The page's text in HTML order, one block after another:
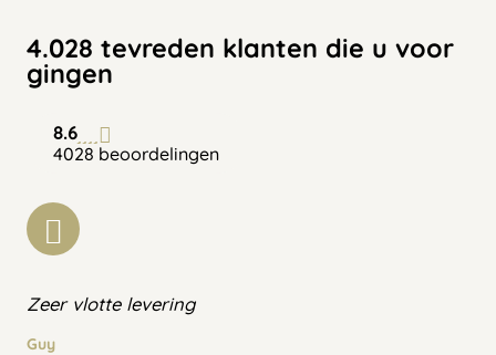
4.028 tevreden klanten die u voor
gingen
8.6
4028 beoordelingen
Zeer vlotte levering
Guy